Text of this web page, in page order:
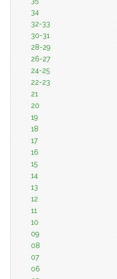
34
32-33
30-31
28-29
26-27
24-25
22-23
21
20
19
18
17
16
15
14
13
12
11
10
09
08
07
06